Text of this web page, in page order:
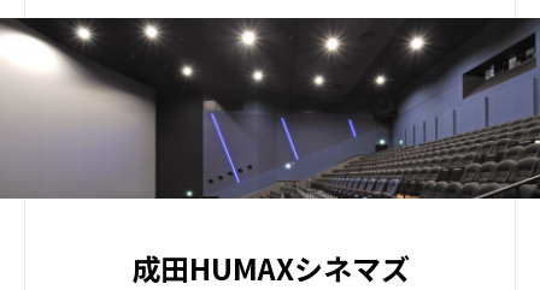
成田HUMAXシネマズ